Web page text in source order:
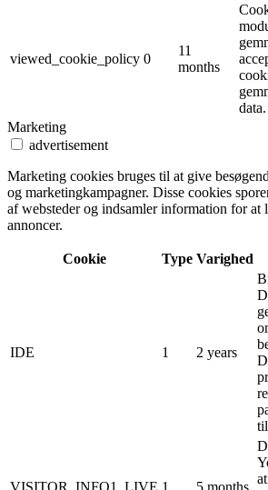
viewed_cookie_policy 0
11
months
data.
Marketing
advertisement
Marketing cookies bruges til at give
og marketingkampagner. Disse cookies
af websteder og indsamler information for at
annoncer.
Cookie Type Varighed
IDE 1 2 years
VISITOR_INFO1_LIVE 1 5 months